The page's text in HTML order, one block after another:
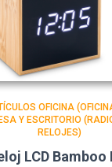
OFICINA
Y ESCRITORIO
RELOJES)
LCD Bamboo